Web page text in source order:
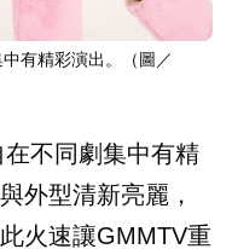
有精彩演出。（圖／
不同劇集中有精
外型清新亮麗，
火速讓GMMTV重